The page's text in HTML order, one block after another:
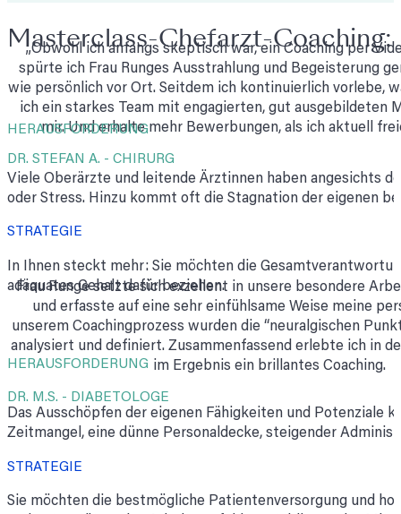
„Obwohl ich anfangs skeptisch war, ein Coaching per
spürte ich Frau Runges Ausstrahlung und Begeisterung
wie persönlich vor Ort. Seitdem ich kontinuierlich vorlebe,
ich ein starkes Team mit engagierten, gut ausgebildeten
mir. Und erhalte mehr Bewerbungen, als ich aktuell
DR. STEFAN A. - CHIRURG
Frau Runge setzte sich exzellent in unsere besondere
und erfasste auf eine sehr einfühlsame Weise meine
unserem Coachingprozess wurden die “neuralgischen
analysiert und definiert. Zusammenfassend erlebte ich in
im Ergebnis ein brillantes Coaching.
DR. M.S. - DIABETOLOGE
Masterclass-Chefarzt-Coaching:
HERAUSFORDERUNG
Viele Oberärzte und leitende Ärztinnen haben angesichts
oder Stress. Hinzu kommt oft die Stagnation der eigenen
STRATEGIE
In Ihnen steckt mehr: Sie möchten die
adäquates Gehalt dafür beziehen.
HERAUSFORDERUNG
Das Ausschöpfen der eigenen Fähigkeiten und
Zeitmangel, eine dünne Personaldecke, steigender
STRATEGIE
Sie möchten die bestmögliche Patientenversorgung und